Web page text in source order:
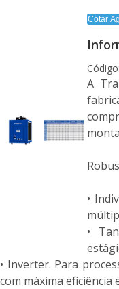
Cotar
A
•
•
• Inverter. Para
com máxima eficiência